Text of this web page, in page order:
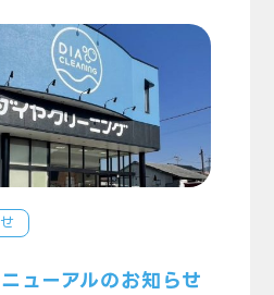
ューアルのお知らせ